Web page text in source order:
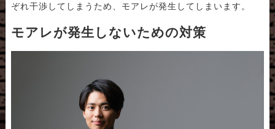
ぞれ干渉してしまうため、モアレが発生してしまいます。
モアレが発生しないための対策